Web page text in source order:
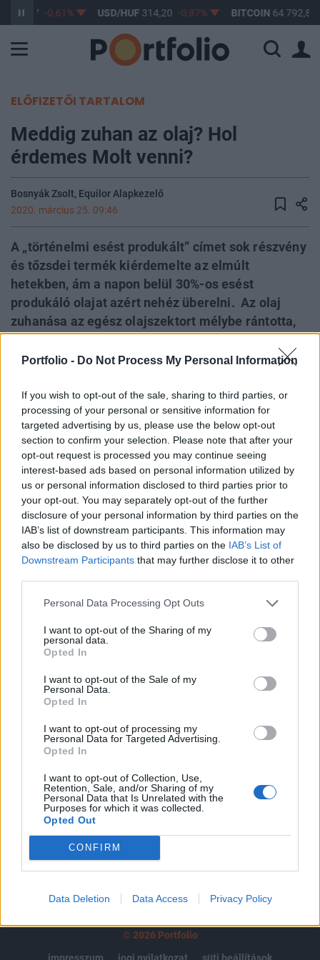
Portfolio - Do Not Process My Personal Information
If you wish to opt-out of the sale, sharing to third parties, or
processing of your personal or sensitive information for
targeted advertising by us, please use the below opt-out
section to confirm your selection. Please note that after your
opt-out request is processed you may continue seeing
interest-based ads based on personal information utilized by
us or personal information disclosed to third parties prior to
your opt-out. You may separately opt-out of the further
disclosure of your personal information by third parties on the
IAB’s list of downstream participants. This information may
also be disclosed by us to third parties on the IAB’s List of
Downstream Participants that may further disclose it to other
Personal Data Processing Opt Outs
I want to opt-out of the Sharing of my
personal data.
Opted In
I want to opt-out of the Sale of my
Personal Data.
Opted In
I want to opt-out of processing my
Personal Data for Targeted Advertising.
Opted In
I want to opt-out of Collection, Use,
Retention, Sale, and/or Sharing of my
Personal Data that Is Unrelated with the
Purposes for which it was collected.
Opted Out
CONFIRM
Data Deletion Data Access Privacy Policy
363,17 -0,61% USD/HUF314,20 -0,87% BITCOIN64 792,89
ELŐFIZETŐI TARTALOM
Meddig zuhan az olaj? Hol
érdemes Molt venni?
Bosnyák Zsolt, Equilor Alapkezelő
2020. március 25. 09:46
A „történelmi esést produkált” címet sok részvény
és tőzsdei termék kiérdemelte az elmúlt
hetekben, ám a napon belül 30%-os esést
produkáló olajat azért nehéz überelni. Az olaj
zuhanása az egész olajszektort mélybe rántotta,
hozhatja meg az olajfordulatot? Bosnyák Zsolt
részvényekkel kedvező kondíciók mellett
kereskedhetsz a Portfolio Online Tőzsde felületén.
Portfolio Investment Day 2026Október 21-én jön a Portfolio
Investment Day 2026, ahol a piac vezető szakértőivel
keressük a választ a befektetőket leginkább foglalkoztató
kérdésekre. Meddig tarthat az AI-rali, kik lehetnek a
következő évek nyertesei, mire számíthatunk a részvény-,
kötvény-, nyersanyag- és kriptopiacokon, és hogyan
érdemes portfóliót építeni egy gyorsan változó...
KEDVES OLVASÓNK!
tartozik, melynek olvasása előfizetéses
regisztrációhoz kötött.
Az előfizetés a következőket tartalmazza:
Portfolio.hu teljes cikkarchívum
kötéslistái
MÁR ELŐFIZETŐNK VAGY?
© 2026 Portfolio
impresszum
jogi nyilatkozat süti beállítások